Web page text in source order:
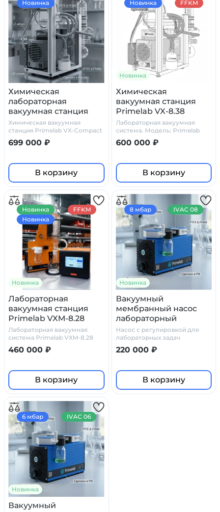
Химическая
лабораторная
вакуумная станция
Primelab VX-Compact
Pro
Химическая вакуумная
станция Primelab VX-Compact
Pro
699 000 ₽
В корзину
Новинка
Новинка
Химическая
вакуумная станция
Primelab VX-8.38
Лабораторная вакуумная
система. Модель: Primelab
VX-8.38.
600 000 ₽
В корзину
Новинка FFKM
Новинка
Лабораторная
вакуумная станция
Primelab VXM-8.28
модульная
Лабораторная вакуумная
система Primelab VXM-8.28
модульная
460 000 ₽
В корзину
Новинка
FFKM
Новинка
Новинка
Вакуумный
мембранный насос
лабораторный
PL.HM.01 IVAC 08
(регулируемый, 8
мбар, PTFE)
Насос с регулировкой для
лабораторных задач
220 000 ₽
В корзину
8 мбар IVAC 08
Новинка
Вакуумный
6 мбар IVAC 06